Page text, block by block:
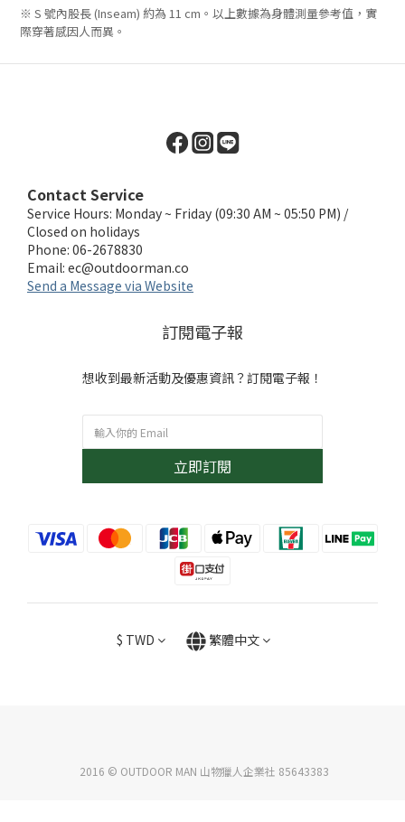
※ S 號內股長 (Inseam) 約為 11 cm。以上數據為身體測量參考值，實
際穿著感因人而異。
Contact Service
Service Hours: Monday ~ Friday (09:30 AM ~ 05:50 PM) /
Closed on holidays
Phone: 06-2678830
Email: ec@outdoorman.co
Send a Message via Website
訂閱電子報
想收到最新活動及優惠資訊？訂閱電子報！
立即訂閱
$ TWD 繁體中文
2016 © OUTDOOR MAN 山物獵人企業社 85643383